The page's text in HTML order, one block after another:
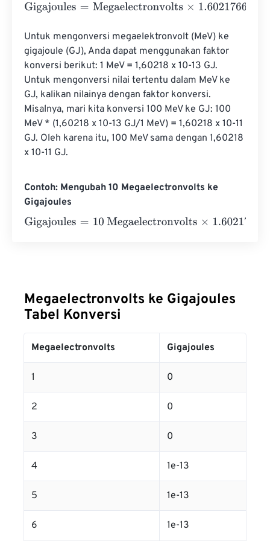
Gigajoules=Megaelectronvolts×1.602176634e-14
Untuk mengonversi megaelektronvolt (MeV) ke
gigajoule (GJ), Anda dapat menggunakan faktor
konversi berikut: 1 MeV = 1,60218 x 10-13 GJ.
Untuk mengonversi nilai tertentu dalam MeV ke
GJ, kalikan nilainya dengan faktor konversi.
Misalnya, mari kita konversi 100 MeV ke GJ: 100
MeV * (1,60218 x 10-13 GJ/1 MeV) = 1,60218 x 10-11
GJ. Oleh karena itu, 100 MeV sama dengan 1,60218
x 10-11 GJ.
Contoh: Mengubah 10 Megaelectronvolts ke
Gigajoules
Gigajoules=10 Megaelectronvolts×1.602176634e-14
Megaelectronvolts ke Gigajoules
Tabel Konversi
Megaelectronvolts Gigajoules
1 0
2 0
3 0
4 1e-13
5 1e-13
6 1e-13